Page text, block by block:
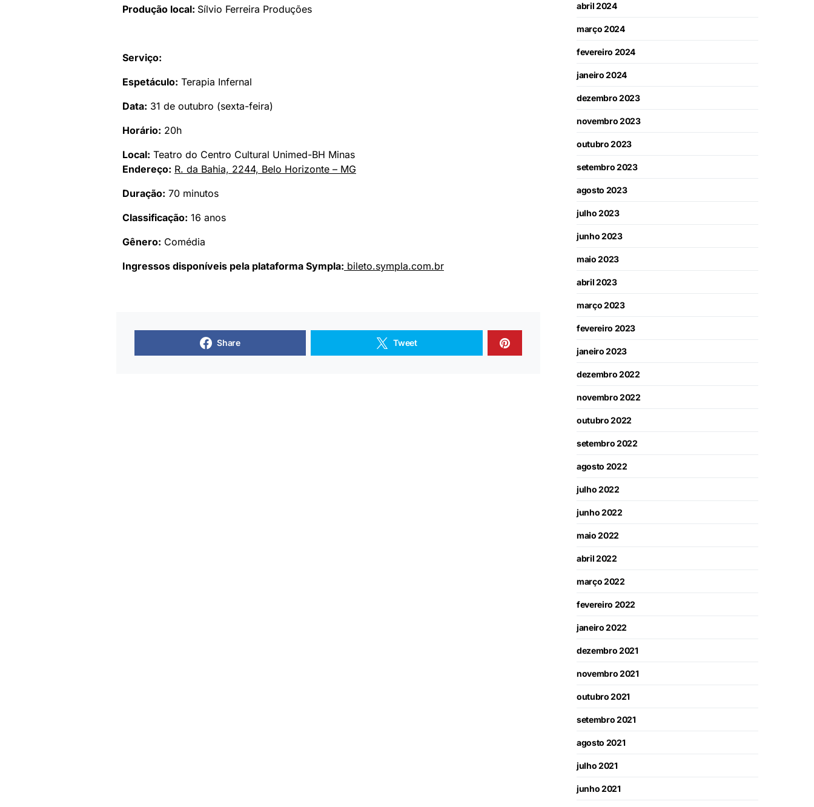
Produção local: Sílvio Ferreira Produções
Serviço:
Espetáculo: Terapia Infernal
Data: 31 de outubro (sexta-feira)
Horário: 20h
Local: Teatro do Centro Cultural Unimed-BH Minas
Endereço: R. da Bahia, 2244, Belo Horizonte – MG
Duração: 70 minutos
Classificação: 16 anos
Gênero: Comédia
Ingressos disponíveis pela plataforma Sympla: bileto.sympla.com.br
Share Tweet
abril 2024
março 2024
fevereiro 2024
janeiro 2024
dezembro 2023
novembro 2023
outubro 2023
setembro 2023
agosto 2023
julho 2023
junho 2023
maio 2023
abril 2023
março 2023
fevereiro 2023
janeiro 2023
dezembro 2022
novembro 2022
outubro 2022
setembro 2022
agosto 2022
julho 2022
junho 2022
maio 2022
abril 2022
março 2022
fevereiro 2022
janeiro 2022
dezembro 2021
novembro 2021
outubro 2021
setembro 2021
agosto 2021
julho 2021
junho 2021